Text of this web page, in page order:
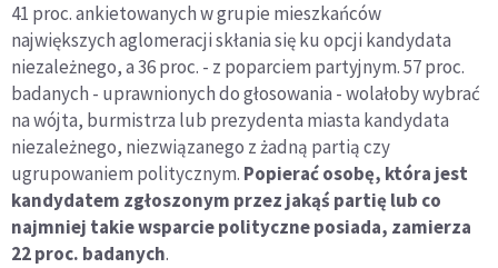
41 proc. ankietowanych w grupie mieszkańców
największych aglomeracji skłania się ku opcji kandydata
niezależnego, a 36 proc. - z poparciem partyjnym. 57 proc.
badanych - uprawnionych do głosowania - wolałoby wybrać
na wójta, burmistrza lub prezydenta miasta kandydata
niezależnego, niezwiązanego z żadną partią czy
ugrupowaniem politycznym. Popierać osobę, która jest
kandydatem zgłoszonym przez jakąś partię lub co
najmniej takie wsparcie polityczne posiada, zamierza
22 proc. badanych.